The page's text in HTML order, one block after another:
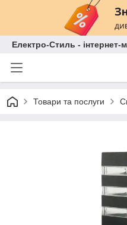
Електро-Стиль - інтернет-
Товари та послуги